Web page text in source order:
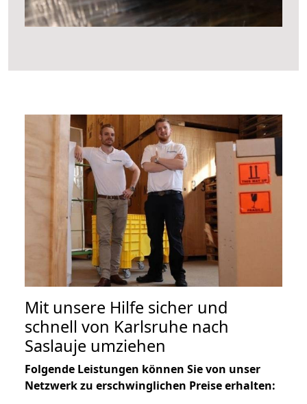
Mit unsere Hilfe sicher und
schnell von Karlsruhe nach
Saslauje umziehen
Folgende Leistungen können Sie von unser
Netzwerk zu erschwinglichen Preise erhalten: